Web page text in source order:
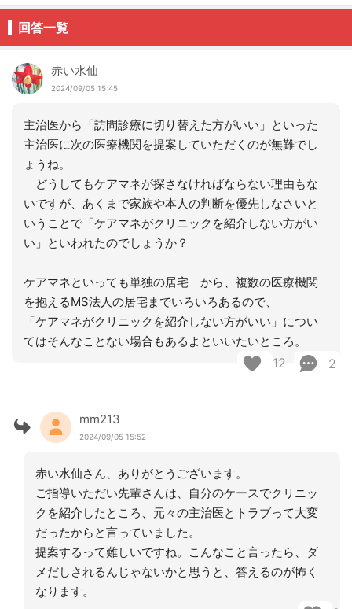
回答一覧
赤い水仙
2024/09/05 15:45
主治医から「訪問診療に切り替えた方がいい」といった
主治医に次の医療機関を提案していただくのが無難でし
ょうね。
どうしてもケアマネが探さなければならない理由もな
いですが、あくまで家族や本人の判断を優先しなさいと
いうことで「ケアマネがクリニックを紹介しない方がい
い」といわれたのでしょうか？
ケアマネといっても単独の居宅 から、複数の医療機関
を抱えるMS法人の居宅までいろいろあるので、
「ケアマネがクリニックを紹介しない方がいい」につい
てはそんなことない場合もあるよといいたいところ。
12 2
mm213
2024/09/05 15:52
赤い水仙さん、ありがとうございます。
ご指導いただい先輩さんは、自分のケースでクリニッ
クを紹介したところ、元々の主治医とトラブって大変
だったからと言っていました。
提案するって難しいですね。こんなこと言ったら、ダ
メだしされるんじゃないかと思うと、答えるのが怖く
なります。